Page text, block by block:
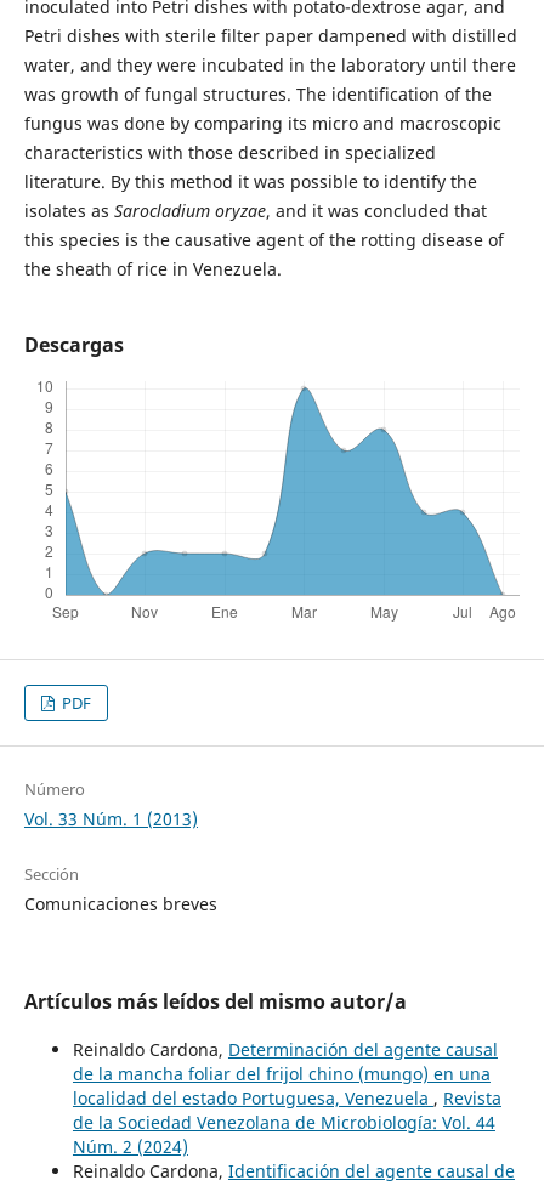
inoculated into Petri dishes with potato-dextrose agar, and
Petri dishes with sterile filter paper dampened with distilled
water, and they were incubated in the laboratory until there
was growth of fungal structures. The identification of the
fungus was done by comparing its micro and macroscopic
characteristics with those described in specialized
literature. By this method it was possible to identify the
isolates as Sarocladium oryzae, and it was concluded that
this species is the causative agent of the rotting disease of
the sheath of rice in Venezuela.
Descargas
PDF
Número
Vol. 33 Núm. 1 (2013)
Sección
Comunicaciones breves
Artículos más leídos del mismo autor/a
Reinaldo Cardona, Determinación del agente causal
de la mancha foliar del frijol chino (mungo) en una
localidad del estado Portuguesa, Venezuela , Revista
de la Sociedad Venezolana de Microbiología: Vol. 44
Núm. 2 (2024)
Reinaldo Cardona, Identificación del agente causal de